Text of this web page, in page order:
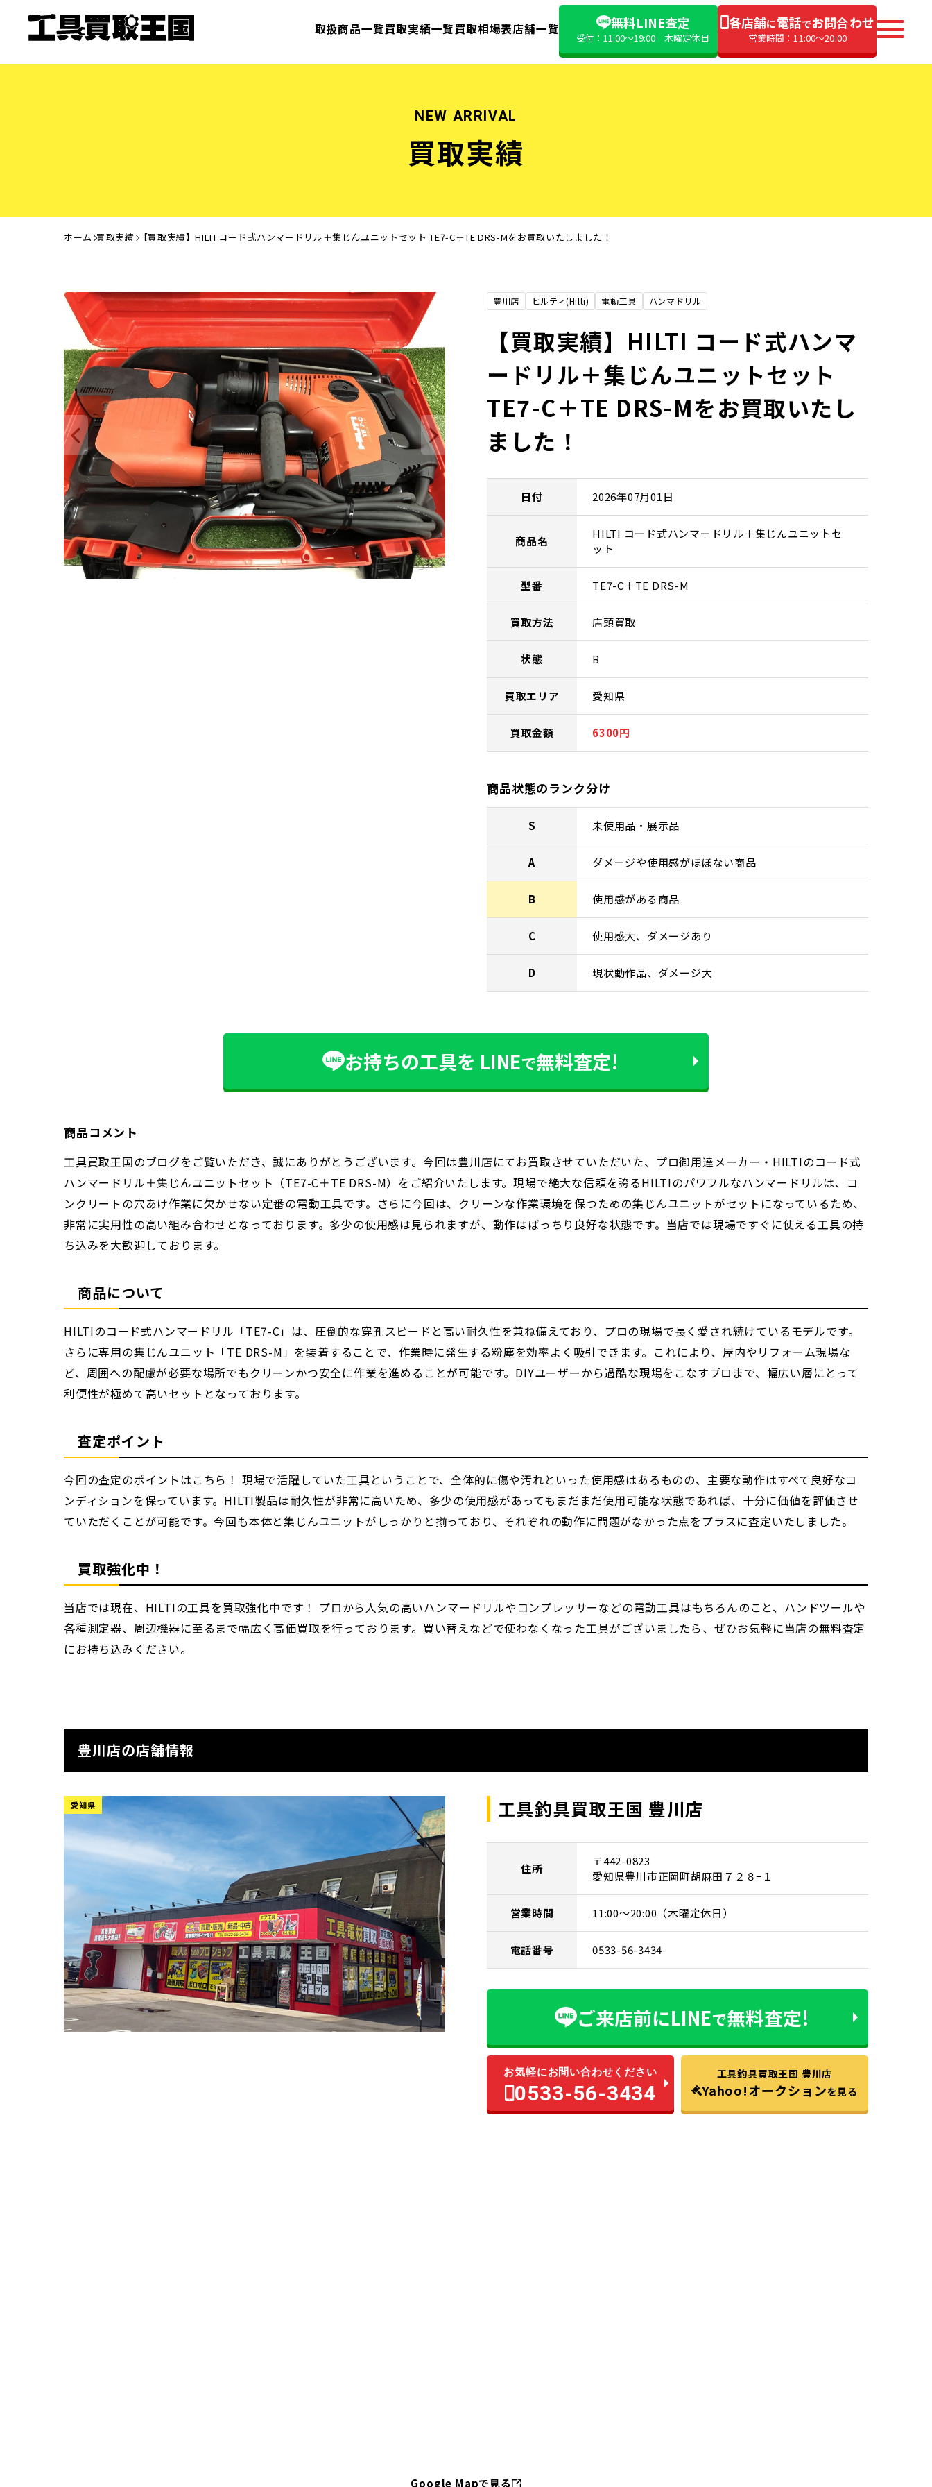
取扱商品一覧買取実績一覧買取相場表店舗一覧 無料LINE査定
受付：11:00〜19:00 木曜定休日
各店舗に電話でお問合わせ
営業時間：11:00〜20:00
NEW ARRIVAL
買取実績
ホーム 買取実績 【買取実績】HILTI コード式ハンマードリル＋集じんユニットセット TE7-C＋TE DRS-Mをお買取いたしました！
豊川店 ヒルティ(Hilti) 電動工具 ハンマドリル
【買取実績】HILTI コード式ハンマ
ードリル＋集じんユニットセット
TE7-C＋TE DRS-Mをお買取いたし
ました！
日付 2026年07月01日
商品名
HILTI コード式ハンマードリル＋集じんユニットセ
ット
型番 TE7-C＋TE DRS-M
買取方法 店頭買取
状態 B
買取エリア 愛知県
買取金額 6300円
商品状態のランク分け
S 未使用品・展示品
A ダメージや使用感がほぼない商品
B 使用感がある商品
C 使用感大、ダメージあり
D 現状動作品、ダメージ大
お持ちの工具を LINEで無料査定!
商品コメント
工具買取王国のブログをご覧いただき、誠にありがとうございます。今回は豊川店にてお買取させていただいた、プロ御用達メーカー・HILTIのコード式
ハンマードリル＋集じんユニットセット（TE7-C＋TE DRS-M）をご紹介いたします。現場で絶大な信頼を誇るHILTIのパワフルなハンマードリルは、コ
ンクリートの穴あけ作業に欠かせない定番の電動工具です。さらに今回は、クリーンな作業環境を保つための集じんユニットがセットになっているため、
非常に実用性の高い組み合わせとなっております。多少の使用感は見られますが、動作はばっちり良好な状態です。当店では現場ですぐに使える工具の持
ち込みを大歓迎しております。
商品について
HILTIのコード式ハンマードリル「TE7-C」は、圧倒的な穿孔スピードと高い耐久性を兼ね備えており、プロの現場で長く愛され続けているモデルです。
さらに専用の集じんユニット「TE DRS-M」を装着することで、作業時に発生する粉塵を効率よく吸引できます。これにより、屋内やリフォーム現場な
ど、周囲への配慮が必要な場所でもクリーンかつ安全に作業を進めることが可能です。DIYユーザーから過酷な現場をこなすプロまで、幅広い層にとって
利便性が極めて高いセットとなっております。
査定ポイント
今回の査定のポイントはこちら！ 現場で活躍していた工具ということで、全体的に傷や汚れといった使用感はあるものの、主要な動作はすべて良好なコ
ンディションを保っています。HILTI製品は耐久性が非常に高いため、多少の使用感があってもまだまだ使用可能な状態であれば、十分に価値を評価させ
ていただくことが可能です。今回も本体と集じんユニットがしっかりと揃っており、それぞれの動作に問題がなかった点をプラスに査定いたしました。
買取強化中！
当店では現在、HILTIの工具を買取強化中です！ プロから人気の高いハンマードリルやコンプレッサーなどの電動工具はもちろんのこと、ハンドツールや
各種測定器、周辺機器に至るまで幅広く高価買取を行っております。買い替えなどで使わなくなった工具がございましたら、ぜひお気軽に当店の無料査定
にお持ち込みください。
豊川店の店舗情報
愛知県 工具釣具買取王国 豊川店
住所
〒442-0823
愛知県豊川市正岡町胡麻田７２８−１
営業時間 11:00～20:00（木曜定休日）
電話番号 0533-56-3434
ご来店前にLINEで無料査定!
お気軽にお問い合わせください
0533-56-3434
工具釣具買取王国 豊川店
Yahoo!オークションを見る
Google Mapで見る